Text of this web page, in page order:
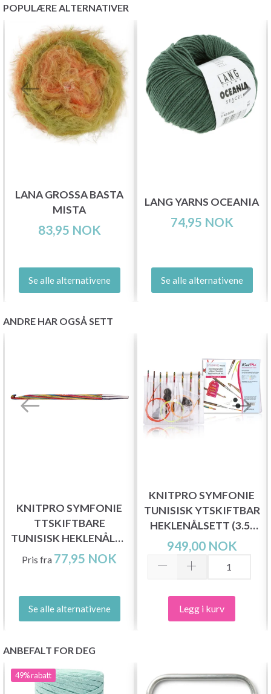
POPULÆRE ALTERNATIVER
LANA GROSSA BASTA
MISTA
83,95 NOK
Se alle alternativene
LANG YARNS OCEANIA
74,95 NOK
Se alle alternativene
ANDRE HAR OGSÅ SETT
KNITPRO SYMFONIE
TTSKIFTBARE
TUNISISK HEKLENÅLER
(3-8.00 MM)
Pris fra 77,95 NOK
Se alle alternativene
KNITPRO SYMFONIE
TUNISISK YTSKIFTBAR
HEKLENÅLSETT (3.5-
8MM)
949,00 NOK
Legg i kurv
ANBEFALT FOR DEG
49%rabatt